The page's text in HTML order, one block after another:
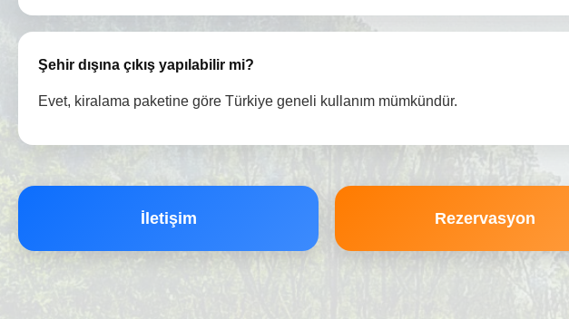
Şehir dışına çıkış yapılabilir mi?
Evet, kiralama paketine göre Türkiye geneli kullanım mümkündür.
İletişim Rezervasyon